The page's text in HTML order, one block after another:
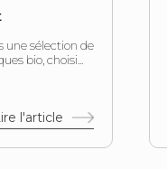
une sélection de
bio, choisi...
l'article